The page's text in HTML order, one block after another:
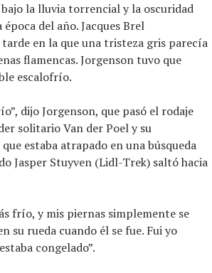
la lluvia torrencial y la oscuridad
del año. Jacques Brel
en la que una tristeza gris parecía
flamencas. Jorgenson tuvo que
escalofrío.
dijo Jorgenson, que pasó el rodaje
solitario Van der Poel y su
estaba atrapado en una búsqueda
Jasper Stuyven (Lidl-Trek) saltó hacia
frío, y mis piernas simplemente se
su rueda cuando él se fue. Fui yo
congelado”.